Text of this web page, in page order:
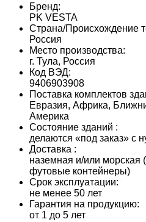
Бренд:
PK VESTA
Страна/Происхождение
Россия
Место производства:
г. Тула, Россия
Код ВЭД:
9406903908
Поставка комплектов
Евразия, Африка,
Америка
Состояние зданий :
делаются «под заказ» с
Доставка :
наземная и/или морская
футовые контейнеры)
Срок эксплуатации:
не менее 50 лет
Гарантия на продукцию:
от 1 до 5 лет